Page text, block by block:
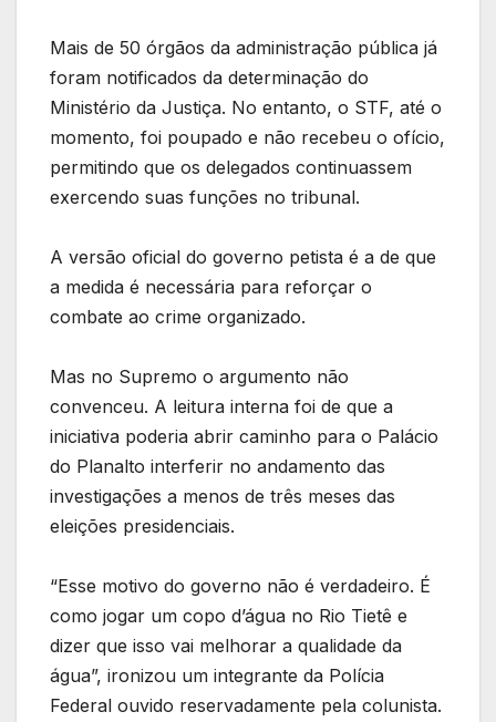
Mais de 50 órgãos da administração pública já
foram notificados da determinação do
Ministério da Justiça. No entanto, o STF, até o
momento, foi poupado e não recebeu o ofício,
permitindo que os delegados continuassem
exercendo suas funções no tribunal.
A versão oficial do governo petista é a de que
a medida é necessária para reforçar o
combate ao crime organizado.
Mas no Supremo o argumento não
convenceu. A leitura interna foi de que a
iniciativa poderia abrir caminho para o Palácio
do Planalto interferir no andamento das
investigações a menos de três meses das
eleições presidenciais.
“Esse motivo do governo não é verdadeiro. É
como jogar um copo d’água no Rio Tietê e
dizer que isso vai melhorar a qualidade da
água”, ironizou um integrante da Polícia
Federal ouvido reservadamente pela colunista.